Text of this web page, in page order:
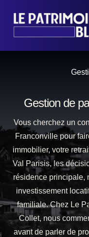
Gestion de
Vous cherchez un
Franconville pour
immobilier, votre
Val Parisis, les
résidence principale,
investissement
familiale. Chez Le
Collet, nous
avant de parler de